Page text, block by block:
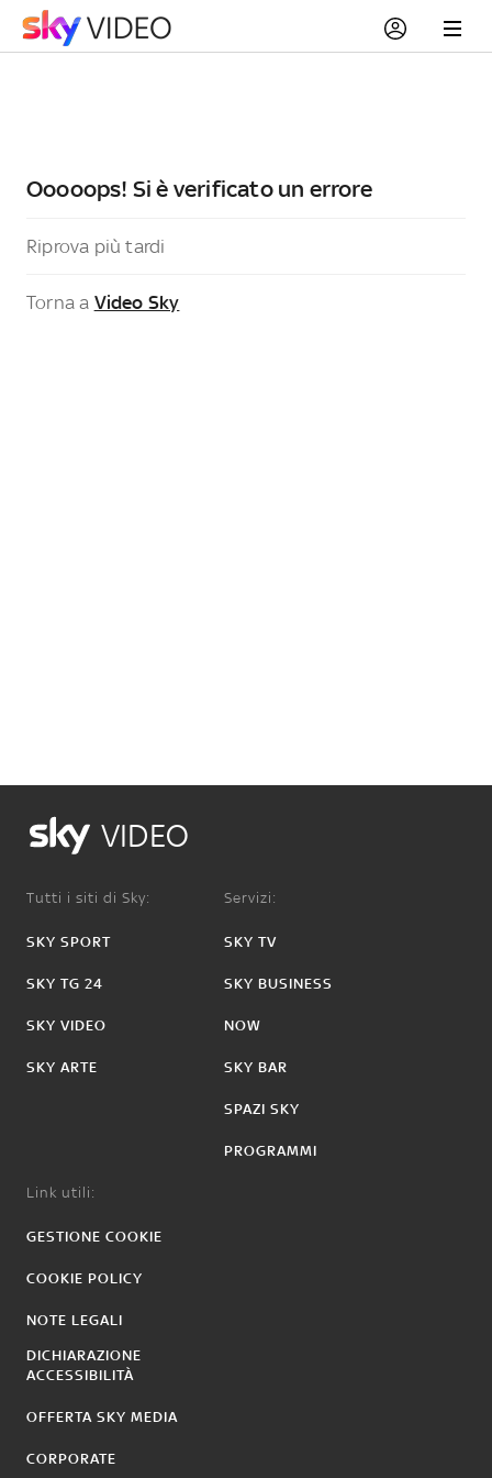
Ooooops! Si è verificato un errore
Riprova più tardi
Torna a Video Sky
VIDEO
Tutti i siti di Sky:
SKY SPORT
SKY TG 24
SKY VIDEO
SKY ARTE
Servizi:
SKY TV
SKY BUSINESS
NOW
SKY BAR
SPAZI SKY
PROGRAMMI
Link utili:
GESTIONE COOKIE
COOKIE POLICY
NOTE LEGALI
DICHIARAZIONE
ACCESSIBILITÀ
OFFERTA SKY MEDIA
CORPORATE